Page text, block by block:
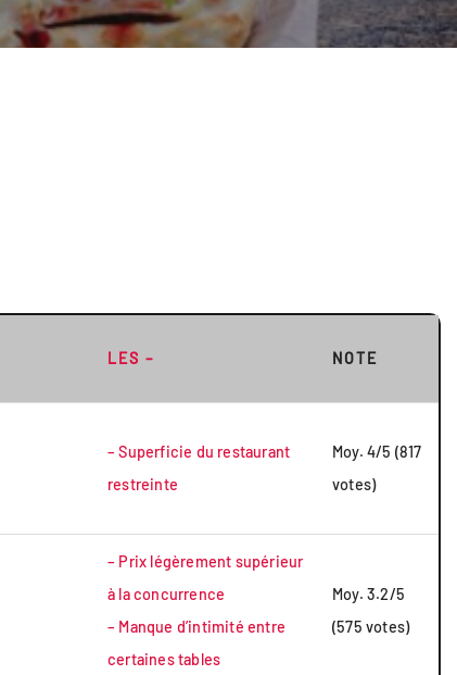
LES – NOTE
– Superficie du restaurant
restreinte
Moy. 4/5 (817
votes)
– Prix légèrement supérieur
à la concurrence
– Manque d’intimité entre
certaines tables
Moy. 3.2/5
(575 votes)